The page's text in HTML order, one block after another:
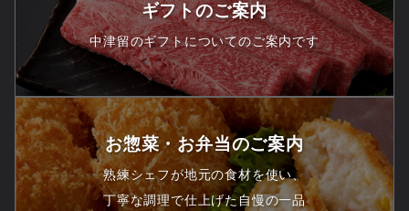
ギフトのご案内
中津留のギフトについてのご案内です
お惣菜・お弁当のご案内
熟練シェフが地元の食材を使い、
丁寧な調理で仕上げた自慢の一品